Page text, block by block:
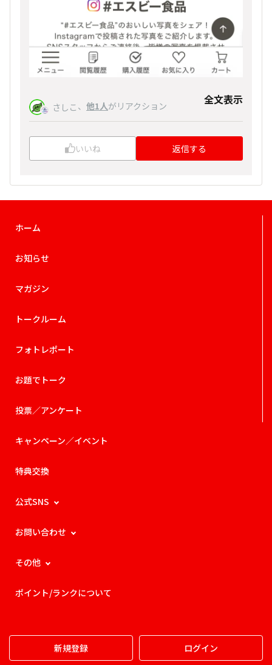
さしこ 、 他1人がリアクション 全文表示
いいね 返信する
ホーム
お知らせ
マガジン
トークルーム
フォトレポート
お題でトーク
投票／アンケート
キャンペーン／イベント
特典交換
公式SNS
お問い合わせ
その他
ポイント/ランクについて
新規登録 ログイン